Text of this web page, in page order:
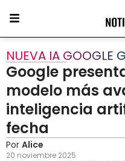
NUEVA IA GOOGLE
Google
modelo más
inteligencia
fecha
Por Alice
20 noviembre 2025